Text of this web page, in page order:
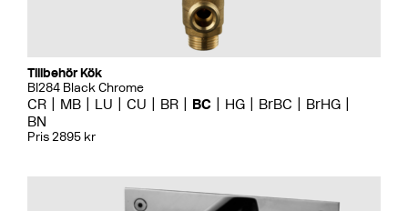
Tillbehör Kök
BI284 Black Chrome
CR MB LU CU BR BC HG BrBC
BrHG
BN
Pris 2895 kr